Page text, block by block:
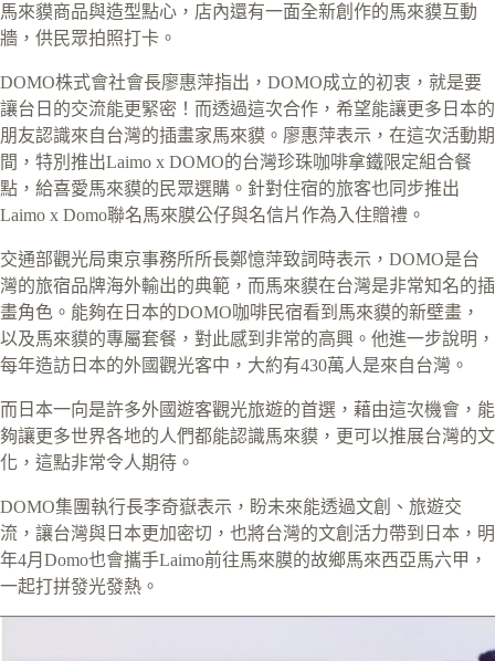
馬來貘商品與造型點心，店內還有一面全新創作的馬來貘互動
牆，供民眾拍照打卡。
DOMO株式會社會長廖惠萍指出，DOMO成立的初衷，就是要
讓台日的交流能更緊密！而透過這次合作，希望能讓更多日本的
朋友認識來自台灣的插畫家馬來貘。廖惠萍表示，在這次活動期
間，特別推出Laimo x DOMO的台灣珍珠咖啡拿鐵限定組合餐
點，給喜愛馬來貘的民眾選購。針對住宿的旅客也同步推出
Laimo x Domo聯名馬來膜公仔與名信片作為入住贈禮。
交通部觀光局東京事務所所長鄭憶萍致詞時表示，DOMO是台
灣的旅宿品牌海外輸出的典範，而馬來貘在台灣是非常知名的插
畫角色。能夠在日本的DOMO咖啡民宿看到馬來貘的新壁畫，
以及馬來貘的專屬套餐，對此感到非常的高興。他進一步說明，
每年造訪日本的外國觀光客中，大約有430萬人是來自台灣。
而日本一向是許多外國遊客觀光旅遊的首選，藉由這次機會，能
夠讓更多世界各地的人們都能認識馬來貘，更可以推展台灣的文
化，這點非常令人期待。
DOMO集團執行長李奇嶽表示，盼未來能透過文創、旅遊交
流，讓台灣與日本更加密切，也將台灣的文創活力帶到日本，明
年4月Domo也會攜手Laimo前往馬來膜的故鄉馬來西亞馬六甲，
一起打拼發光發熱。